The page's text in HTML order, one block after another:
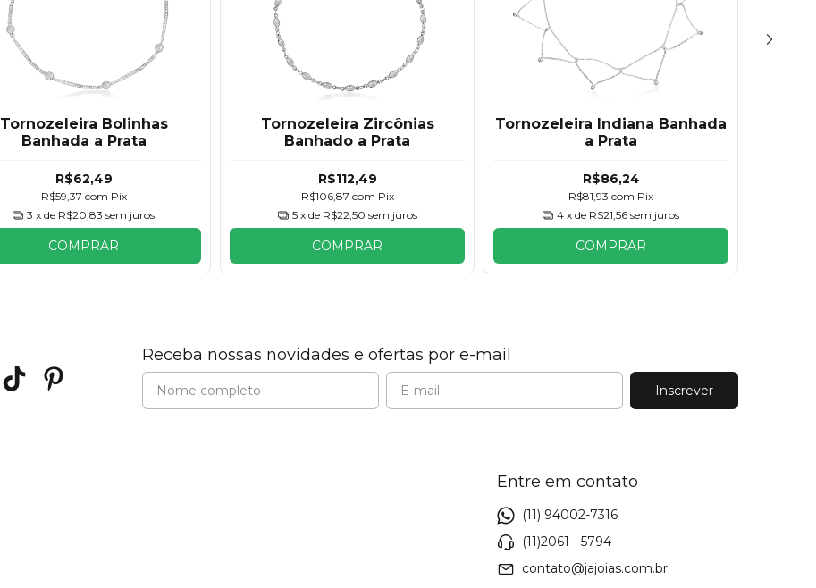
Tornozeleira Bolinhas
Banhada a Prata
R$62,49
R$59,37 com Pix
3 x de R$20,83 sem juros
COMPRAR
Tornozeleira Zircônias
Banhado a Prata
R$112,49
R$106,87 com Pix
5 x de R$22,50 sem juros
COMPRAR
Tornozeleira Indiana Banhada
a Prata
R$86,24
R$81,93 com Pix
4 x de R$21,56 sem juros
COMPRAR
Receba nossas novidades e ofertas por e-mail
Entre em contato
(11) 94002-7316
(11)2061 - 5794
contato@jajoias.com.br